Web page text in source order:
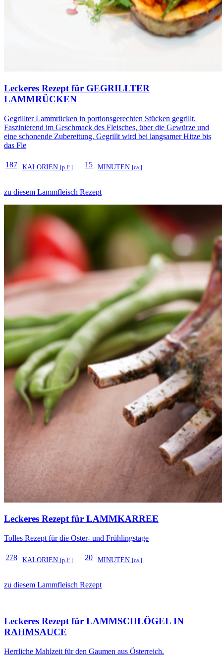
Leckeres Rezept für GEGRILLTER
LAMMRÜCKEN
Gegrillter Lammrücken in portionsgerechten Stücken gegrillt.
Faszinierend im Geschmack des Fleisches, über die Gewürze und
eine schonende Zubereitung. Gegrillt wird bei langsamer Hitze bis
das Fle
187 KALORIEN [p.P.] 15 MINUTEN [ca.]
zu diesem Lammfleisch Rezept
Leckeres Rezept für LAMMKARREE
Tolles Rezept für die Oster- und Frühlingstage
278 KALORIEN [p.P.] 20 MINUTEN [ca.]
zu diesem Lammfleisch Rezept
Leckeres Rezept für LAMMSCHLÖGEL IN
RAHMSAUCE
Herrliche Mahlzeit für den Gaumen aus Österreich.